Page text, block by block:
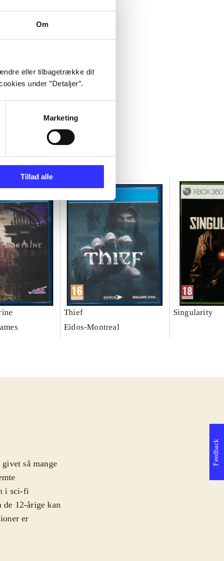
Om
eller tilbagetrække dit
under ”Detaljer”.
Marketing
Tillad alle
Thief
Eidos-Montreal
Singularity
så mange
i sci-fi
12-årige kan
er
Feedback